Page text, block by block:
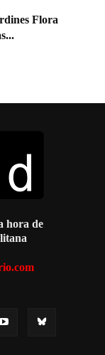
Flora
hora de